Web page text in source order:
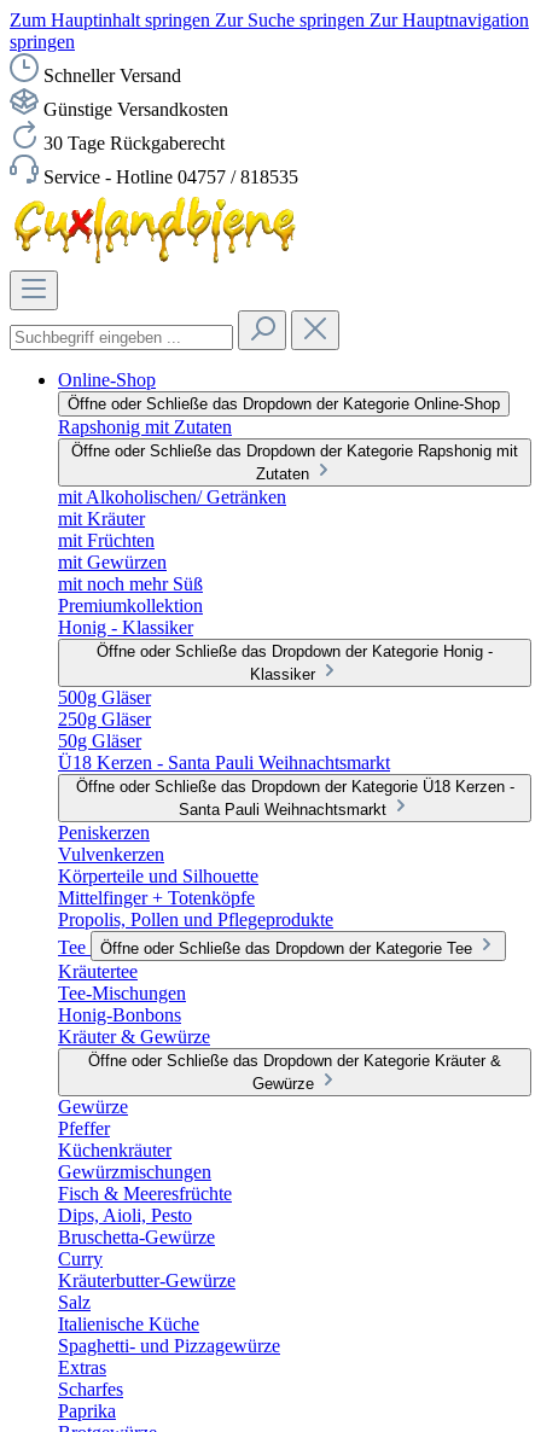
Zum Hauptinhalt springen Zur Suche springen Zur Hauptnavigation
springen
Schneller Versand
Günstige Versandkosten
30 Tage Rückgaberecht
Service - Hotline 04757 / 818535
Online-Shop
Öffne oder Schließe das Dropdown der Kategorie Online-Shop
Rapshonig mit Zutaten
Öffne oder Schließe das Dropdown der Kategorie Rapshonig mit
Zutaten
mit Alkoholischen/ Getränken
mit Kräuter
mit Früchten
mit Gewürzen
mit noch mehr Süß
Premiumkollektion
Honig - Klassiker
Öffne oder Schließe das Dropdown der Kategorie Honig -
Klassiker
500g Gläser
250g Gläser
50g Gläser
Ü18 Kerzen - Santa Pauli Weihnachtsmarkt
Öffne oder Schließe das Dropdown der Kategorie Ü18 Kerzen -
Santa Pauli Weihnachtsmarkt
Peniskerzen
Vulvenkerzen
Körperteile und Silhouette
Mittelfinger + Totenköpfe
Propolis, Pollen und Pflegeprodukte
Tee
Öffne oder Schließe das Dropdown der Kategorie Tee
Kräutertee
Tee-Mischungen
Honig-Bonbons
Kräuter & Gewürze
Öffne oder Schließe das Dropdown der Kategorie Kräuter &
Gewürze
Gewürze
Pfeffer
Küchenkräuter
Gewürzmischungen
Fisch & Meeresfrüchte
Dips, Aioli, Pesto
Bruschetta-Gewürze
Curry
Kräuterbutter-Gewürze
Salz
Italienische Küche
Spaghetti- und Pizzagewürze
Extras
Scharfes
Paprika